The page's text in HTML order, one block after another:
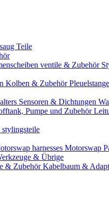
Teile
ventile & Zubehör
Kolben & Zubehör
Sensoren & Dichtungen
Pumpe und Zubehör
harnesses Motorswap
& Übrige
& ZubehörKabelbaum &